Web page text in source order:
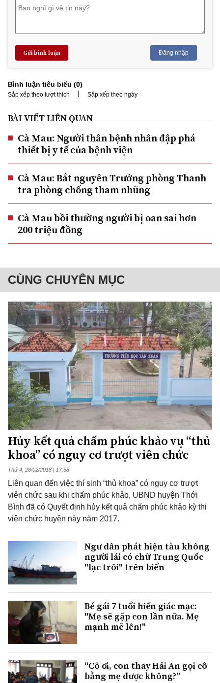
Gửi bình luận Đăng nhập
Bình luận tiêu biểu (0)
Sắp xếp theo lượt thích | Sắp xếp theo ngày
BÀI VIẾT LIÊN QUAN
Cà Mau: Người thân bệnh nhân đập phá
thiết bị y tế của bệnh viện
Cà Mau: Bắt nguyên Trưởng phòng Thanh
tra phòng chống tham nhũng
Cà Mau bồi thường người bị oan sai hơn
200 triệu đồng
CÙNG CHUYÊN MỤC
Hủy kết quả chấm phúc khảo vụ “thủ
khoa” có nguy cơ trượt viên chức
Thứ 4, 28/02/2018 | 17:58
Liên quan đến việc thí sinh “thủ khoa” có nguy cơ trượt
viên chức sau khi chấm phúc khảo, UBND huyện Thới
Bình đã có Quyết định hủy kết quả chấm phúc khảo kỳ thi
viên chức huyện này năm 2017.
Ngư dân phát hiện tàu không
người lái có chữ Trung Quốc
"lạc trôi" trên biển
Bé gái 7 tuổi hiến giác mạc:
"Mẹ sẽ gặp con lần nữa. Mẹ
mạnh mẽ lên!"
“Cô ơi, con thay Hải An gọi cô
bằng mẹ được không?”